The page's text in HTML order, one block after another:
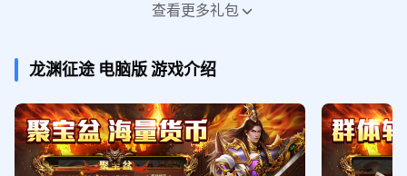
100万元宝*1; 1元红包*10
高级礼包
古法经书*20;1元红包*30
领取
查看更多礼包
龙渊征途 电脑版游戏介绍